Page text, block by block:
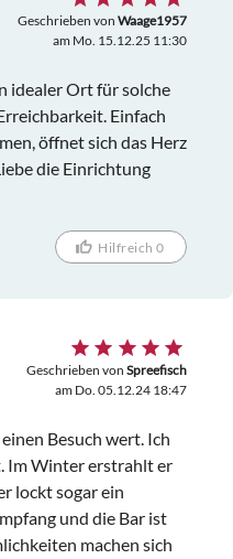
Geschrieben von Waage1957
am Mo. 15.12.25 11:30
idealer Ort für solche
Einfach
öffnet sich das Herz
die Einrichtung
Hilfreich 0
Geschrieben von Spreefisch
am Do. 05.12.24 18:47
Besuch wert. Ich
Im Winter erstrahlt er
lockt sogar ein
und die Bar ist
machen sich